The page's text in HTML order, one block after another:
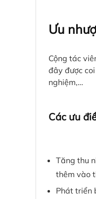
Ưu
Cộng tác
đây được
nghiệm,…
Các ưu
Tăng thu
thêm vào
Phát triển